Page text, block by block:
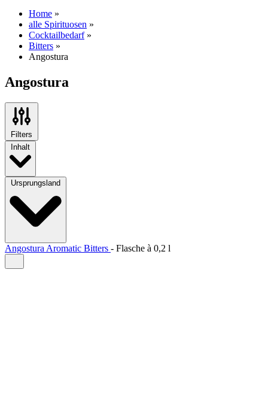
Home »
alle Spirituosen »
Cocktailbedarf »
Bitters »
Angostura
Angostura
Filters
Inhalt
Ursprungsland
Angostura Aromatic Bitters - Flasche à 0,2 l